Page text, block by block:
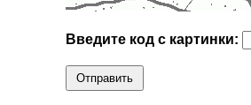
Введите код с картинки:
Отправить